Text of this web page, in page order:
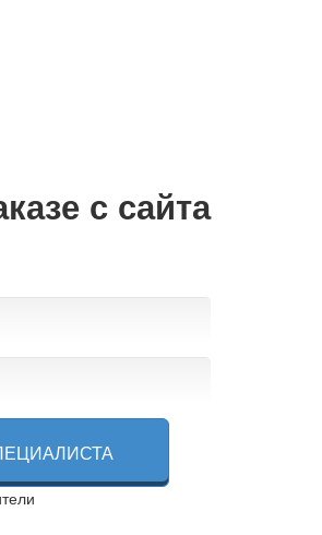
с сайта